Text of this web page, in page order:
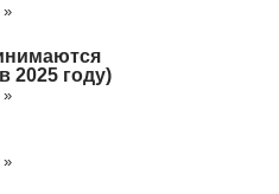
»
2025 году)
»
»